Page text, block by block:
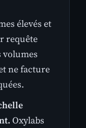
élevés et
requête
volumes
ne facture
Oxylabs